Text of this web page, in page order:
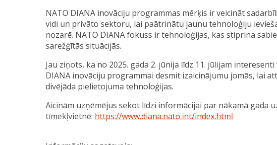
NATO DIANA inovāciju programmas mērķis ir veicināt
vidi un privāto sektoru, lai paātrinātu jaunu tehnoloģiju
nozarē. NATO DIANA fokuss ir tehnoloģijas, kas stiprina
sarežģītās situācijās.
Jau ziņots, ka no 2025. gada 2. jūnija līdz 11. jūlijam
DIANA inovāciju programmai desmit izaicinājumu jomās, lai
divējāda pielietojuma tehnoloģijas.
Aicinām uzņēmējus sekot līdzi informācijai par nākamā gada
tīmekļvietnē: https://www.diana.nato.int/index.html